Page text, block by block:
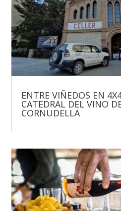
ENTRE VIÑEDOS EN
CATEDRAL DEL VINO
CORNUDELLA